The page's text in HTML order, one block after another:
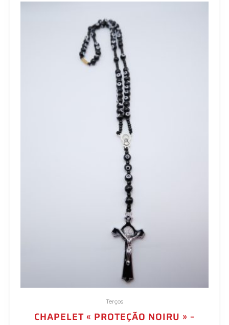
Terços
CHAPELET « PROTEÇÃO NOIRU » –